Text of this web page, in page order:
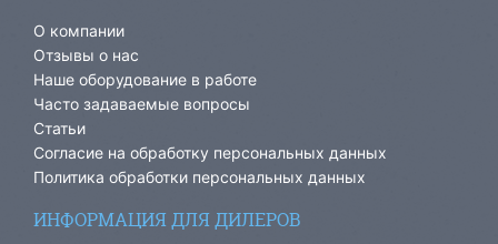
О компании
Отзывы о нас
Наше оборудование в работе
Часто задаваемые вопросы
Статьи
Согласие на обработку персональных данных
Политика обработки персональных данных
ИНФОРМАЦИЯ ДЛЯ ДИЛЕРОВ